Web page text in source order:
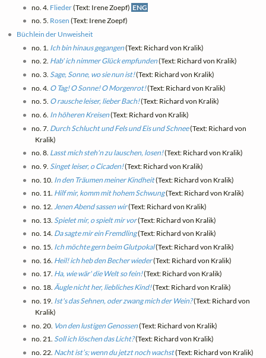
no. 4. Flieder(Text: Irene Zoepf) ENG
no. 5. Rosen (Text: Irene Zoepf)
Büchlein der Unweisheit
no. 1. Ich bin hinaus gegangen(Text: Richard von Kralik)
no. 2. Hab' ich nimmer Glück empfunden(Text: Richard von Kralik)
no. 3. Sage, Sonne, wo sie nun ist!(Text: Richard von Kralik)
no. 4. O Tag! O Sonne! O Morgenrot!(Text: Richard von Kralik)
no. 5. O rausche leiser, lieber Bach!(Text: Richard von Kralik)
no. 6. In höheren Kreisen(Text: Richard von Kralik)
no. 7. Durch Schlucht und Fels und Eis und Schnee(Text: Richard von
Kralik)
no. 8. Lasst mich steh'n zu lauschen, losen!(Text: Richard von Kralik)
no. 9. Singet leiser, o Cicaden!(Text: Richard von Kralik)
no. 10. In den Träumen meiner Kindheit(Text: Richard von Kralik)
no. 11. Hilf mir, komm mit hohem Schwung(Text: Richard von Kralik)
no. 12. Jenen Abend sassen wir(Text: Richard von Kralik)
no. 13. Spielet mir, o spielt mir vor(Text: Richard von Kralik)
no. 14. Da sagte mir ein Fremdling(Text: Richard von Kralik)
no. 15. Ich möchte gern beim Glutpokal(Text: Richard von Kralik)
no. 16. Heil! ich heb den Becher wieder(Text: Richard von Kralik)
no. 17. Ha, wie wär' die Welt so fein!(Text: Richard von Kralik)
no. 18. Äugle nicht her, liebliches Kind!(Text: Richard von Kralik)
no. 19. Ist's das Sehnen, oder zwang mich der Wein?(Text: Richard von
Kralik)
no. 20. Von den lustigen Genossen(Text: Richard von Kralik)
no. 21. Soll ich löschen das Licht?(Text: Richard von Kralik)
no. 22. Nacht ist’s; wenn du jetzt noch wachst(Text: Richard von Kralik)